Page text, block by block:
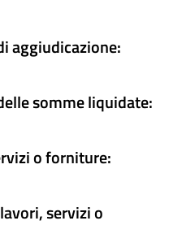
aggiudicazione:
somme liquidate:
o forniture:
servizi o